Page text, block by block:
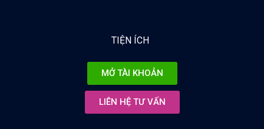
TIỆN ÍCH
MỞ TÀI KHOẢN
LIÊN HỆ TƯ VẤN